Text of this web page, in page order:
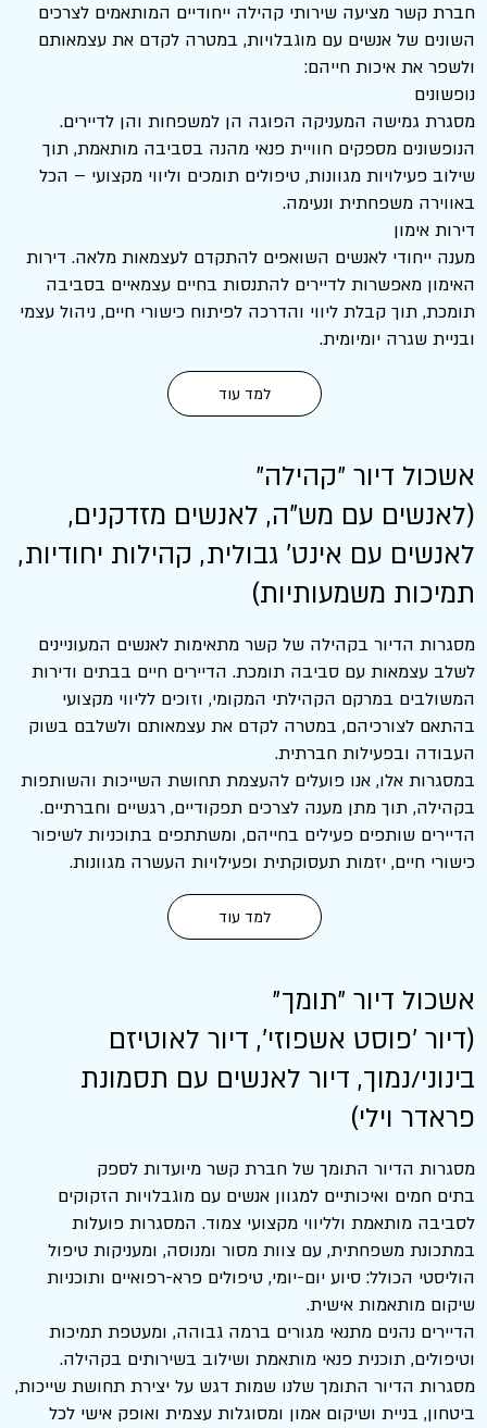
חברת קשר מציעה שירותי קהילה ייחודיים המותאמים לצרכים
השונים של אנשים עם מוגבלויות, במטרה לקדם את עצמאותם
ולשפר את איכות חייהם:
נופשונים
מסגרת גמישה המעניקה הפוגה הן למשפחות והן לדיירים.
הנופשונים מספקים חוויית פנאי מהנה בסביבה מותאמת, תוך
שילוב פעילויות מגוונות, טיפולים תומכים וליווי מקצועי – הכל
באווירה משפחתית ונעימה.
דירות אימון
מענה ייחודי לאנשים השואפים להתקדם לעצמאות מלאה. דירות
האימון מאפשרות לדיירים להתנסות בחיים עצמאיים בסביבה
תומכת, תוך קבלת ליווי והדרכה לפיתוח כישורי חיים, ניהול עצמי
ובניית שגרה יומיומית.
למד עוד
אשכול דיור ״קהילה״
(לאנשים עם מש"ה, לאנשים מזדקנים,
לאנשים עם אינט' גבולית, קהילות יחודיות,
תמיכות משמעותיות)
מסגרות הדיור בקהילה של קשר מתאימות לאנשים המעוניינים
לשלב עצמאות עם סביבה תומכת. הדיירים חיים בבתים ודירות
המשולבים במרקם הקהילתי המקומי, וזוכים לליווי מקצועי
בהתאם לצורכיהם, במטרה לקדם את עצמאותם ולשלבם בשוק
העבודה ובפעילות חברתית.
במסגרות אלו, אנו פועלים להעצמת תחושת השייכות והשותפות
בקהילה, תוך מתן מענה לצרכים תפקודיים, רגשיים וחברתיים.
הדיירים שותפים פעילים בחייהם, ומשתתפים בתוכניות לשיפור
כישורי חיים, יזמות תעסוקתית ופעילויות העשרה מגוונות.
למד עוד
אשכול דיור ״תומך״
(דיור 'פוסט אשפוזי', דיור לאוטיזם
בינוני/נמוך, דיור לאנשים עם תסמונת
פראדר וילי)
מסגרות הדיור התומך של חברת קשר מיועדות לספק
בתים חמים ואיכותיים למגוון אנשים עם מוגבלויות הזקוקים
לסביבה מותאמת ולליווי מקצועי צמוד. המסגרות פועלות
במתכונת משפחתית, עם צוות מסור ומנוסה, ומעניקות טיפול
הוליסטי הכולל: סיוע יום-יומי, טיפולים פרא-רפואיים ותוכניות
שיקום מותאמות אישית.
הדיירים נהנים מתנאי מגורים ברמה גבוהה, ומעטפת תמיכות
וטיפולים, תוכנית פנאי מותאמת ושילוב בשירותים בקהילה.
מסגרות הדיור התומך שלנו שמות דגש על יצירת תחושת שייכות,
ביטחון, בניית ושיקום אמון ומסוגלות עצמית ואופק אישי לכל